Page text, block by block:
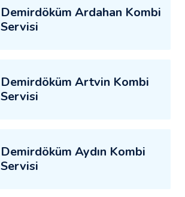
Demirdöküm Ardahan Kombi
Servisi
Demirdöküm Artvin Kombi
Servisi
Demirdöküm Aydın Kombi
Servisi